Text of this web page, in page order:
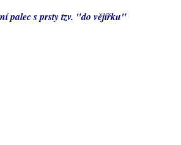
palec s prsty tzv. "do vějířku"